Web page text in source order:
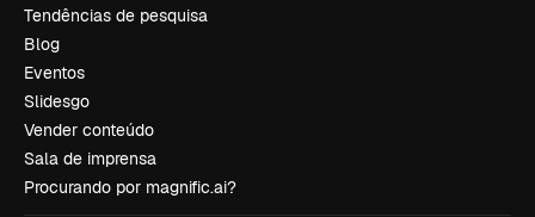
Tendências de pesquisa
Blog
Eventos
Slidesgo
Vender conteúdo
Sala de imprensa
Procurando por magnific.ai?